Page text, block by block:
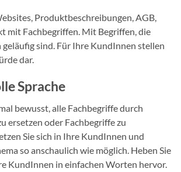
Produktbeschreibungen, AGB,
mit Fachbegriffen. Mit Begriffen, die
sind. Für Ihre KundInnen stellen
dar.
Sprache
bewusst, alle Fachbegriffe durch
ersetzen oder Fachbegriffe zu
Sie sich in Ihre KundInnen und
so anschaulich wie möglich. Heben Sie
KundInnen in einfachen Worten hervor.